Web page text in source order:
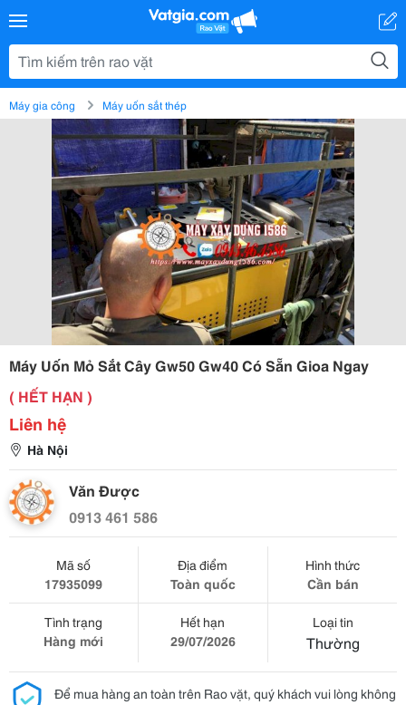
Máy gia công Máy uốn sắt thép
Máy Uốn Mỏ Sắt Cây Gw50 Gw40 Có Sẵn Gioa Ngay
( HẾT HẠN )
Liên hệ
Hà Nội
Văn Được
0913 461 586
Mã số
17935099
Địa điểm
Toàn quốc
Hình thức
Cần bán
Tình trạng
Hàng mới
Hết hạn
29/07/2026
Loại tin
Thường
Để mua hàng an toàn trên Rao vặt, quý khách vui lòng không